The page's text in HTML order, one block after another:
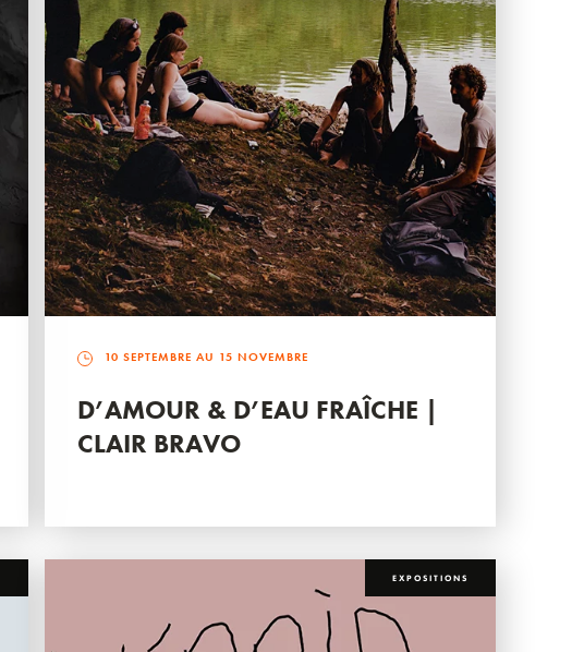
10 SEPTEMBRE AU 15 NOVEMBRE
D’AMOUR & D’EAU FRAÎCHE |
CLAIR BRAVO
EXPOSITIONS